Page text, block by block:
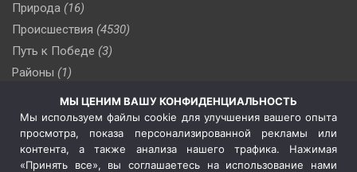
Природа (16)
Происшествия (4530)
Путь к Победе (3)
Районы (1)
(510)
Сельское хозяйство (3)
Социальная политика
(3)
Спецоперация в Украине
МЫ ЦЕНИМ ВАШУ КОНФИДЕНЦИАЛЬНОСТЬ
Мы используем файлы cookie для улучшения вашего опыта
просмотра, показа персонализированной рекламы или
контента, а также анализа нашего трафика. Нажимая
«Принять все», вы соглашаетесь на использование нами